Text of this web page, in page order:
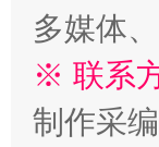
多媒体
※ 联系
制作采编